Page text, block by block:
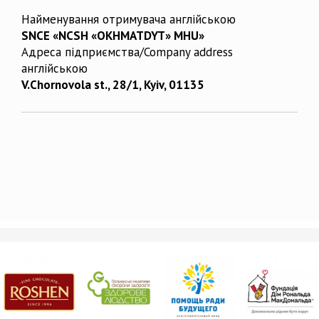
Найменування отримувача англійською
SNCE «NCSH «OKHMATDYT» MHU»
Адреса підприємства/Company address
англійською
V.Chornovola st., 28/1, Kyiv, 01135